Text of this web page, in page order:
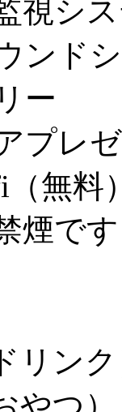
視シ
ンド
ー
プレ
無料
煙です
リン
やつ）